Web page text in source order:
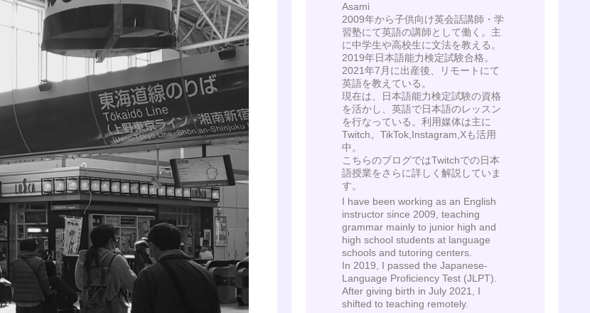
Asami
2009年から子供向け英会話講師・学
習塾にて英語の講師として働く。主
に中学生や高校生に文法を教える。
2019年日本語能力検定試験合格。
2021年7月に出産後、リモートにて
英語を教えている。
現在は、日本語能力検定試験の資格
を活かし、英語で日本語のレッスン
を行なっている。利用媒体は主に
Twitch。TikTok,Instagram,Xも活用
中。
こちらのブログではTwitchでの日本
語授業をさらに詳しく解説していま
す。
I have been working as an English
instructor since 2009, teaching
grammar mainly to junior high and
high school students at language
schools and tutoring centers.
In 2019, I passed the Japanese-
Language Proficiency Test (JLPT).
After giving birth in July 2021, I
shifted to teaching remotely.